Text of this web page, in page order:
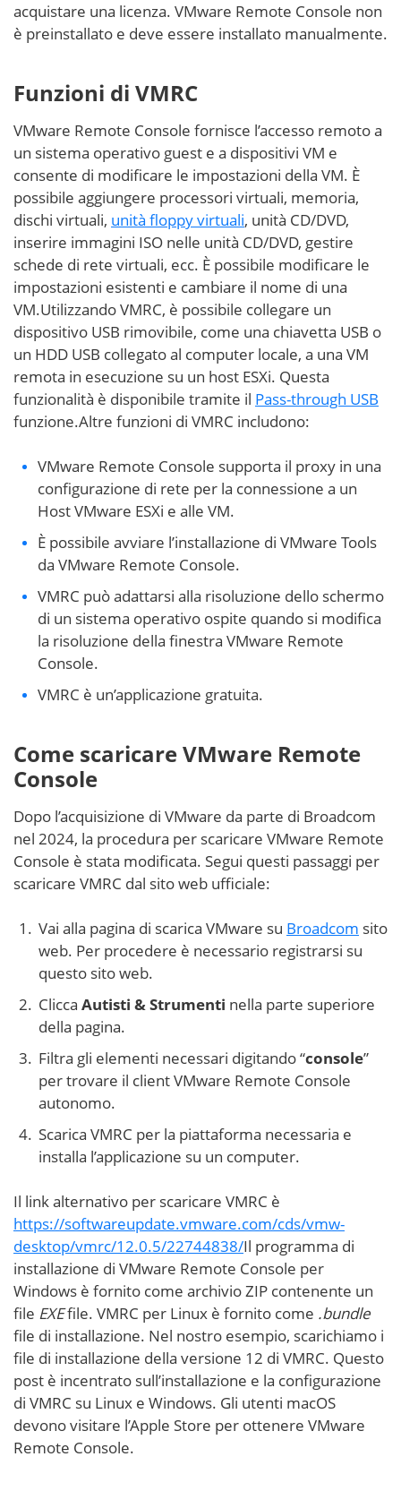
acquistare una licenza. VMware Remote Console non
è preinstallato e deve essere installato manualmente.
Funzioni di VMRC
VMware Remote Console fornisce l’accesso remoto a
un sistema operativo guest e a dispositivi VM e
consente di modificare le impostazioni della VM. È
possibile aggiungere processori virtuali, memoria,
dischi virtuali, unità floppy virtuali, unità CD/DVD,
inserire immagini ISO nelle unità CD/DVD, gestire
schede di rete virtuali, ecc. È possibile modificare le
impostazioni esistenti e cambiare il nome di una
VM.Utilizzando VMRC, è possibile collegare un
dispositivo USB rimovibile, come una chiavetta USB o
un HDD USB collegato al computer locale, a una VM
remota in esecuzione su un host ESXi. Questa
funzionalità è disponibile tramite il Pass-through USB
funzione.Altre funzioni di VMRC includono:
VMware Remote Console supporta il proxy in una
configurazione di rete per la connessione a un
Host VMware ESXi e alle VM.
È possibile avviare l’installazione di VMware Tools
da VMware Remote Console.
VMRC può adattarsi alla risoluzione dello schermo
di un sistema operativo ospite quando si modifica
la risoluzione della finestra VMware Remote
Console.
VMRC è un’applicazione gratuita.
Come scaricare VMware Remote
Console
Dopo l’acquisizione di VMware da parte di Broadcom
nel 2024, la procedura per scaricare VMware Remote
Console è stata modificata. Segui questi passaggi per
scaricare VMRC dal sito web ufficiale:
Vai alla pagina di scarica VMware su Broadcom sito
web. Per procedere è necessario registrarsi su
questo sito web.
Clicca Autisti & Strumenti nella parte superiore
della pagina.
Filtra gli elementi necessari digitando “console”
per trovare il client VMware Remote Console
autonomo.
Scarica VMRC per la piattaforma necessaria e
installa l’applicazione su un computer.
Il link alternativo per scaricare VMRC è
https://softwareupdate.vmware.com/cds/vmw-
desktop/vmrc/12.0.5/22744838/Il programma di
installazione di VMware Remote Console per
Windows è fornito come archivio ZIP contenente un
file EXEfile. VMRC per Linux è fornito come .bundle
file di installazione. Nel nostro esempio, scarichiamo i
file di installazione della versione 12 di VMRC. Questo
post è incentrato sull’installazione e la configurazione
di VMRC su Linux e Windows. Gli utenti macOS
devono visitare l’Apple Store per ottenere VMware
Remote Console.